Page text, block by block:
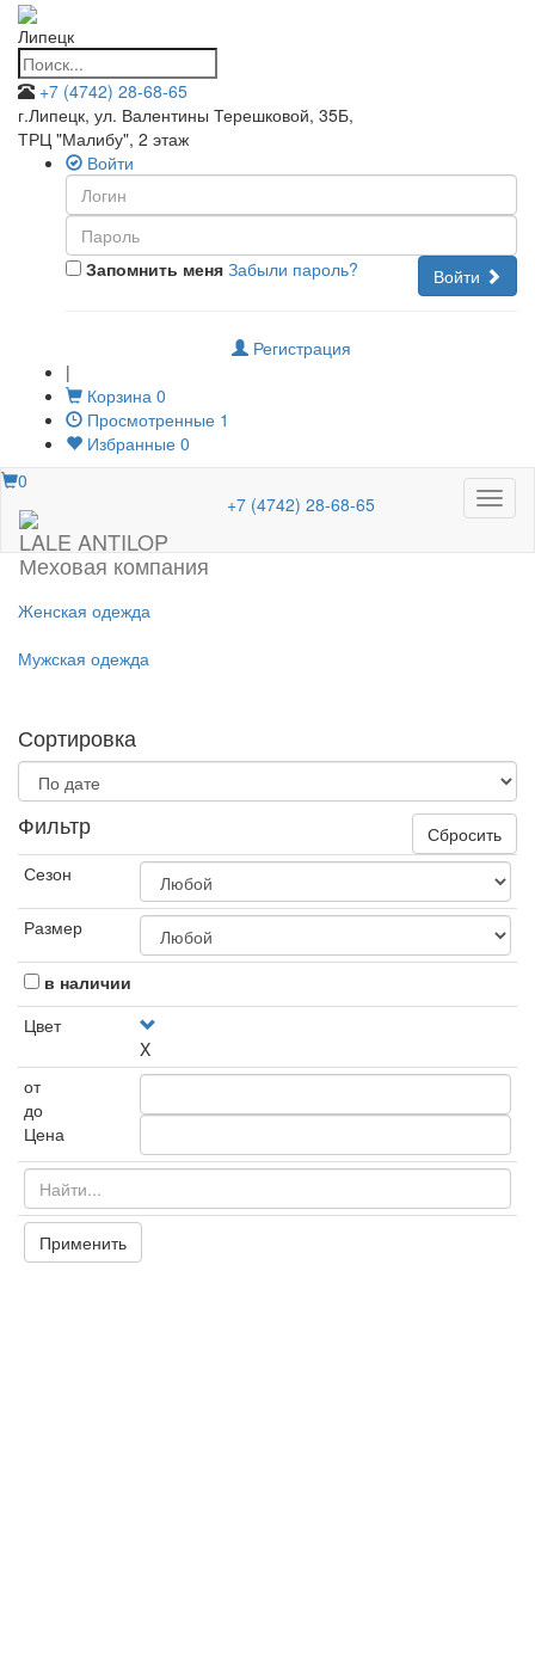
Липецк
+7 (4742) 28-68-65
г.Липецк, ул. Валентины Терешковой, 35Б,
ТРЦ "Малибу", 2 этаж
Войти
Запомнить меня Войти
Забыли пароль?
Регистрация
|
Корзина 0
Просмотренные 1
Избранные 0
Меню
0
LALE ANTILOP
Меховая компания
+7 (4742) 28-68-65
Женская одежда
Мужская одежда
Сортировка
Фильтр
Сбросить
Сезон
Размер
в наличии
Цвет
X
от
до
Цена
Применить